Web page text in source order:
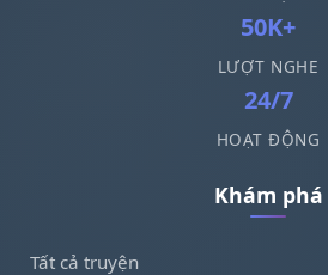
50K+
LƯỢT NGHE
24/7
HOẠT ĐỘNG
Khám phá
Tất cả truyện